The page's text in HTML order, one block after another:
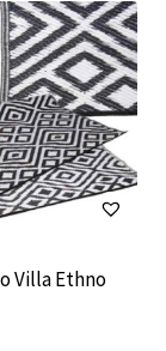
Villa Ethno